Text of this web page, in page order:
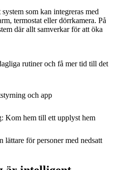
som kan integreras med
termostat eller dörrkamera. På
där allt samverkar för att öka
rutiner och få mer tid till det
och app
Kom hem till ett upplyst hem
lättare för personer med nedsatt